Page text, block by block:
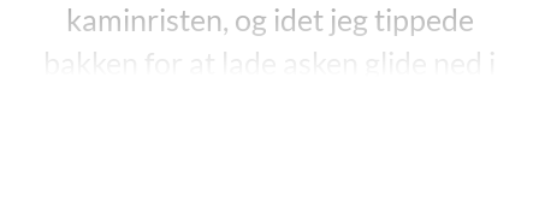
kaminristen, og idet jeg tippede
bakken for at lade asken glide ned i